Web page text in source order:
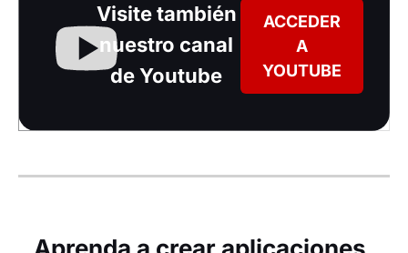
Visite también
nuestro canal
de Youtube
ACCEDER
A
YOUTUBE